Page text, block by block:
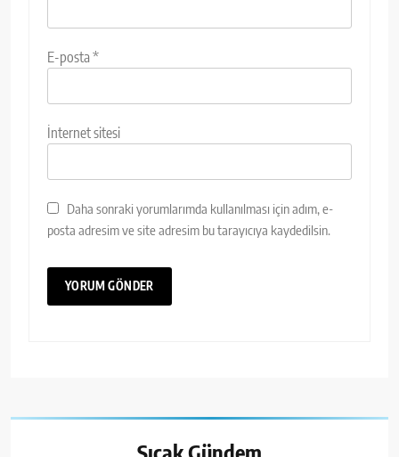
E-posta*
İnternet sitesi
Daha sonraki yorumlarımda kullanılması için adım, e-
posta adresim ve site adresim bu tarayıcıya kaydedilsin.
SıcakGündem